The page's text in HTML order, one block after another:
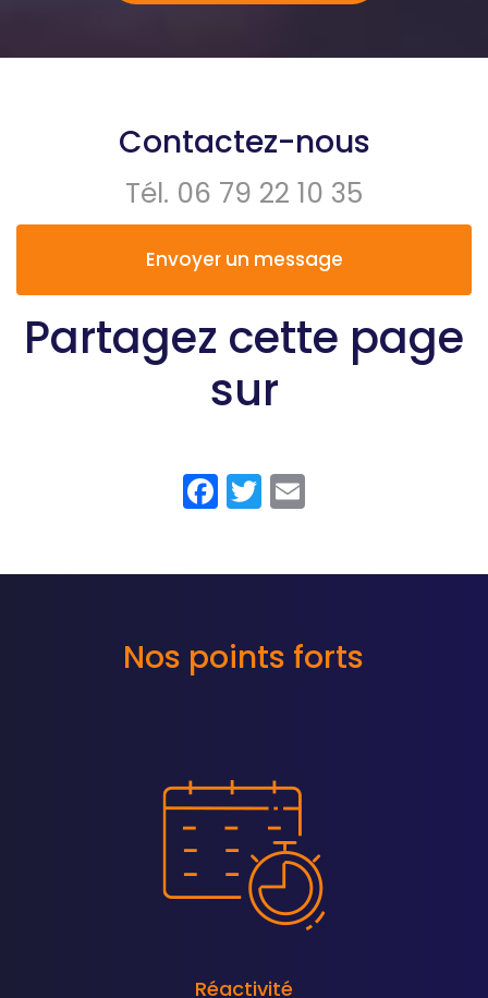
Contactez-nous
Tél. 06 79 22 10 35
Envoyer un message
Partagez cette page
sur
Facebook
Twitter
Nos points forts
Réactivité